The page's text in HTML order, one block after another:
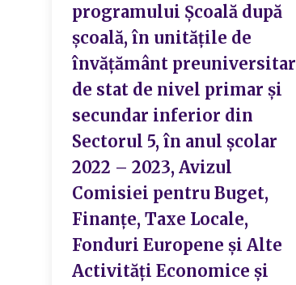
programului Școală după
școală, în unitățile de
învățământ preuniversitar
de stat de nivel primar și
secundar inferior din
Sectorul 5, în anul școlar
2022 – 2023, Avizul
Comisiei pentru Buget,
Finanțe, Taxe Locale,
Fonduri Europene și Alte
Activități Economice și